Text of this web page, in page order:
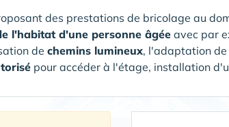
des prestations de bricolage au
l'habitat d'une personne âgéeavec par
de chemins lumineux, l'adaptation de
pour accéder à l'étage, installation